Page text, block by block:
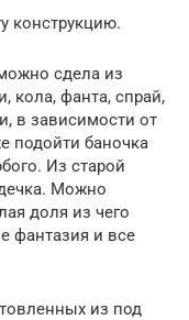
конструкцию.
сдела из
кола, фанта, спрай,
в зависимости от
подойти баночка
Из старой
Можно
доля из чего
фантазия и все
из под